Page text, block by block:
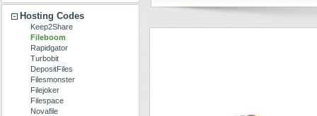
Hosting Codes
Keep2Share
Fileboom
Rapidgator
Turbobit
DepositFiles
Filesmonster
Filejoker
Filespace
Novafile